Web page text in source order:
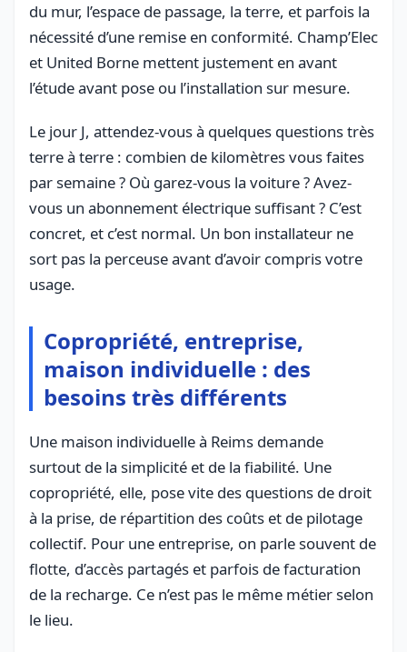
du mur, l’espace de passage, la terre, et parfois la
nécessité d’une remise en conformité. Champ’Elec
et United Borne mettent justement en avant
l’étude avant pose ou l’installation sur mesure.
Le jour J, attendez-vous à quelques questions très
terre à terre : combien de kilomètres vous faites
par semaine ? Où garez-vous la voiture ? Avez-
vous un abonnement électrique suffisant ? C’est
concret, et c’est normal. Un bon installateur ne
sort pas la perceuse avant d’avoir compris votre
usage.
Copropriété, entreprise,
maison individuelle : des
besoins très différents
Une maison individuelle à Reims demande
surtout de la simplicité et de la fiabilité. Une
copropriété, elle, pose vite des questions de droit
à la prise, de répartition des coûts et de pilotage
collectif. Pour une entreprise, on parle souvent de
flotte, d’accès partagés et parfois de facturation
de la recharge. Ce n’est pas le même métier selon
le lieu.